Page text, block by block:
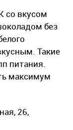
со вкусом
без
Такие
питания.
максимум
26,